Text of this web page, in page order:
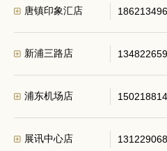
唐镇印象汇店
新浦三路店
浦东机场店
展讯中心店